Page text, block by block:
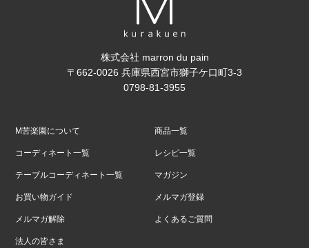
株式会社 marron du pain
〒662-0026 兵庫県西宮市獅子ケ口町3-3
0798-81-3955
M苦楽園について 商品一覧
コーディネート一覧 レシピ一覧
テーブルコーディネート一覧 マガジン
お買い物ガイド メルマガ登録
メルマガ解除 よくあるご質問
法人の皆さま